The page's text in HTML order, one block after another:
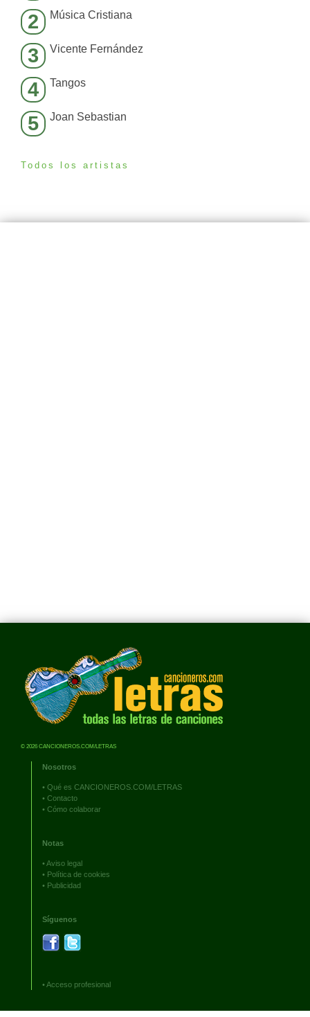
2 Música Cristiana
3 Vicente Fernández
4 Tangos
5 Joan Sebastian
Todos los artistas
© 2026 CANCIONEROS.COM/LETRAS
Nosotros
• Qué es CANCIONEROS.COM/LETRAS
• Contacto
• Cómo colaborar
Notas
•Aviso legal
• Política de cookies
• Publicidad
Síguenos
•Acceso profesional